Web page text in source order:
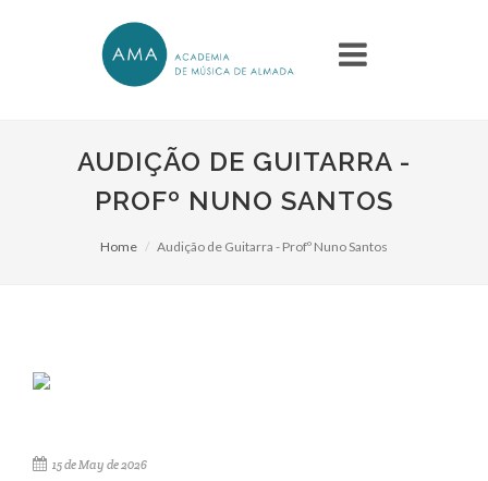
AUDIÇÃO DE GUITARRA -
PROFº NUNO SANTOS
Home Audição de Guitarra - Profº Nuno Santos
15 de May de 2026